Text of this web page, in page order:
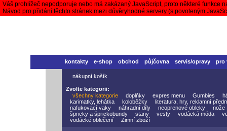
Váš prohlížeč nepodporuje nebo má zakázaný JavaScript, proto některé funkce
Návod pro přidání těchto stránek mezi důvěryhodné servery (s povoleným
kontakty e-shop obchod půjčovna servis/opravy pro
nákupní košík
Zvolte kategorii:
všechny kategorie
doplňky expres menu Gumbies
karimatky, lehátka
koloběžky
literatura, hry, reklamní
nafukovací vaky
náhradní díly neoprenové obleky
nože
špricky a šprickobundy
stany vesty vodácká móda
vodácké oblečení
Zimní zboží